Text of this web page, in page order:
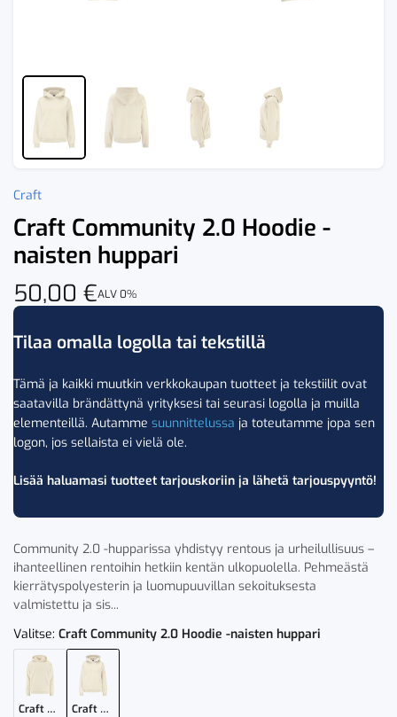
Craft
Craft Community 2.0 Hoodie -
naisten huppari
50,00 €ALV 0%
Tilaa omalla logolla tai tekstillä
Tämä ja kaikki muutkin verkkokaupan tuotteet ja tekstiilit ovat
saatavilla brändättynä yrityksesi tai seurasi logolla ja muilla
elementeillä. Autamme suunnittelussa ja toteutamme jopa sen
logon, jos sellaista ei vielä ole.
Lisää haluamasi tuotteet tarjouskoriin ja lähetä tarjouspyyntö!
Community 2.0 -hupparissa yhdistyy rentous ja urheilullisuus –
ihanteellinen rentoihin hetkiin kentän ulkopuolella. Pehmeästä
kierrätyspolyesterin ja luomupuuvillan sekoituksesta
valmistettu ja sis...
Valitse: Craft Community 2.0 Hoodie -naisten huppari
Craft Community 2.0 Hoodie -huppari Craft Community 2.0 Hoodie -naisten huppari